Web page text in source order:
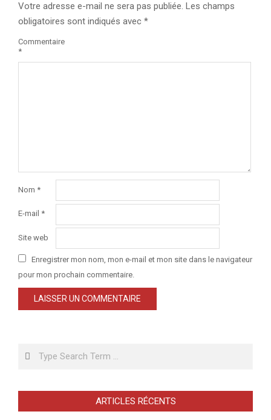
Votre adresse e-mail ne sera pas publiée. Les champs
obligatoires sont indiqués avec *
Commentaire
*
Nom *
E-mail *
Site web
Enregistrer mon nom, mon e-mail et mon site dans le navigateur
pour mon prochain commentaire.
ARTICLES RÉCENTS